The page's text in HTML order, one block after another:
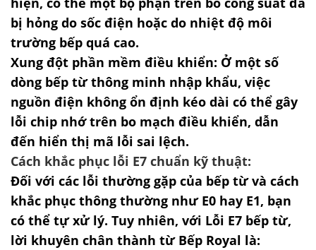
bị hỏng do sốc điện hoặc do nhiệt độ môi
trường bếp quá cao.
Xung đột phần mềm điều khiển: Ở một số
dòng bếp từ thông minh nhập khẩu, việc
nguồn điện không ổn định kéo dài có thể gây
lỗi chip nhớ trên bo mạch điều khiển, dẫn
đến hiển thị mã lỗi sai lệch.
Cách khắc phục lỗi E7 chuẩn kỹ thuật:
Đối với các lỗi thường gặp của bếp từ và cách
khắc phục thông thường như E0 hay E1, bạn
có thể tự xử lý. Tuy nhiên, với Lỗi E7 bếp từ,
lời khuyên chân thành từ Bếp Royal là: